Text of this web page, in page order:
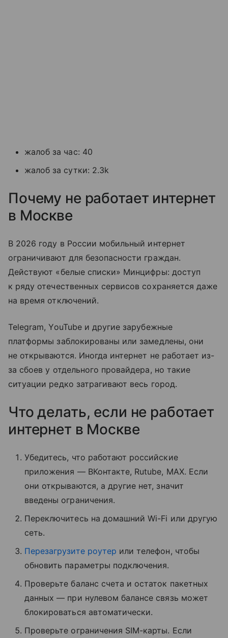
жалоб за час: 40
жалоб за сутки: 2.3k
Почему не работает интернет
в Москве
В 2026 году в России мобильный интернет
ограничивают для безопасности граждан.
Действуют «белые списки» Минцифры: доступ
к ряду отечественных сервисов сохраняется даже
на время отключений.
Telegram, YouTube и другие зарубежные
платформы заблокированы или замедлены, они
не открываются. Иногда интернет не работает из-
за сбоев у отдельного провайдера, но такие
ситуации редко затрагивают весь город.
Что делать, если не работает
интернет в Москве
Убедитесь, что работают российские
приложения — ВКонтакте, Rutube, MAX. Если
они открываются, а другие нет, значит
введены ограничения.
Переключитесь на домашний Wi-Fi или другую
сеть.
Перезагрузите роутер или телефон, чтобы
обновить параметры подключения.
Проверьте баланс счета и остаток пакетных
данных — при нулевом балансе связь может
блокироваться автоматически.
Проверьте ограничения SIM-карты. Если